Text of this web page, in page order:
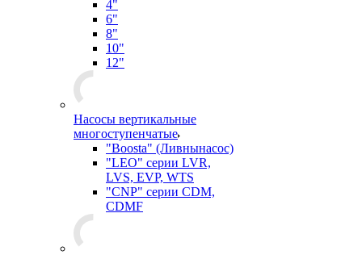
4"
6"
8"
10"
12"
Насосы вертикальные
многоступенчатые
"Boosta" (Ливнынасос)
"LEO" серии LVR,
LVS, EVP, WTS
"CNP" серии CDM,
CDMF